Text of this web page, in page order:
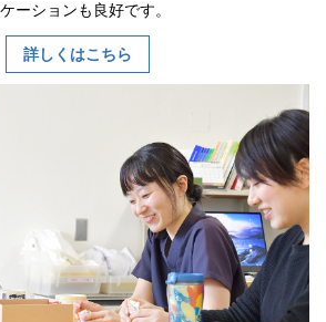
ーションも良好です。
詳しくはこちら